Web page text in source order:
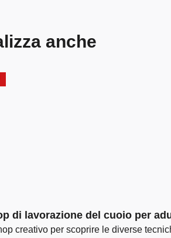
anche
di lavorazione del cuoio per
creativo per scoprire le diverse